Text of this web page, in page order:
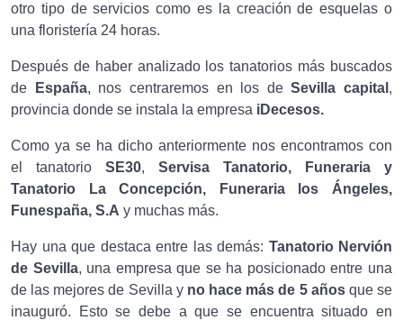
otro tipo de servicios como es la creación de esquelas o
una floristería 24 horas.
Después de haber analizado los tanatorios más buscados
de
España, nos centraremos en los deSevilla capital ,
provincia donde se instala la empresa iDecesos.
Como ya se ha dicho anteriormente nos encontramos con
el tanatorio SE30, Servisa Tanatorio, Funeraria y
Tanatorio La Concepción, Funeraria los Ángeles,
Funespaña, S.A y muchas más.
Hay una que destaca entre las demás: Tanatorio Nervión
de Sevilla, una empresa que se ha posicionado entre una
de las mejores de Sevilla y no hace más de 5 añosque se
inauguró. Esto se debe a que se encuentra situado en